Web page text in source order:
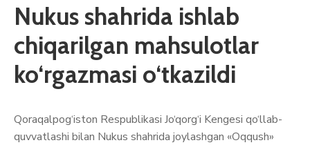
Nukus shahrida ishlab
chiqarilgan mahsulotlar
ko‘rgazmasi o‘tkazildi
Qoraqalpog‘iston Respublikasi Jo‘qorg‘i Kengesi qo‘llab-
quvvatlashi bilan Nukus shahrida joylashgan «Oqqush»